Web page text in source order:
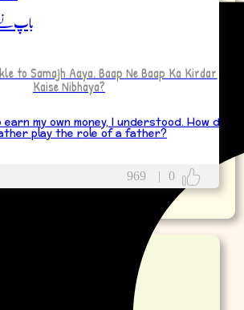
باپ نے
to Samajh Aaya. Baap Ne Baap Ka Kirdar
Kaise Nibhaya?
my own money, I understood. How did
play the role of a father?
969 |
0